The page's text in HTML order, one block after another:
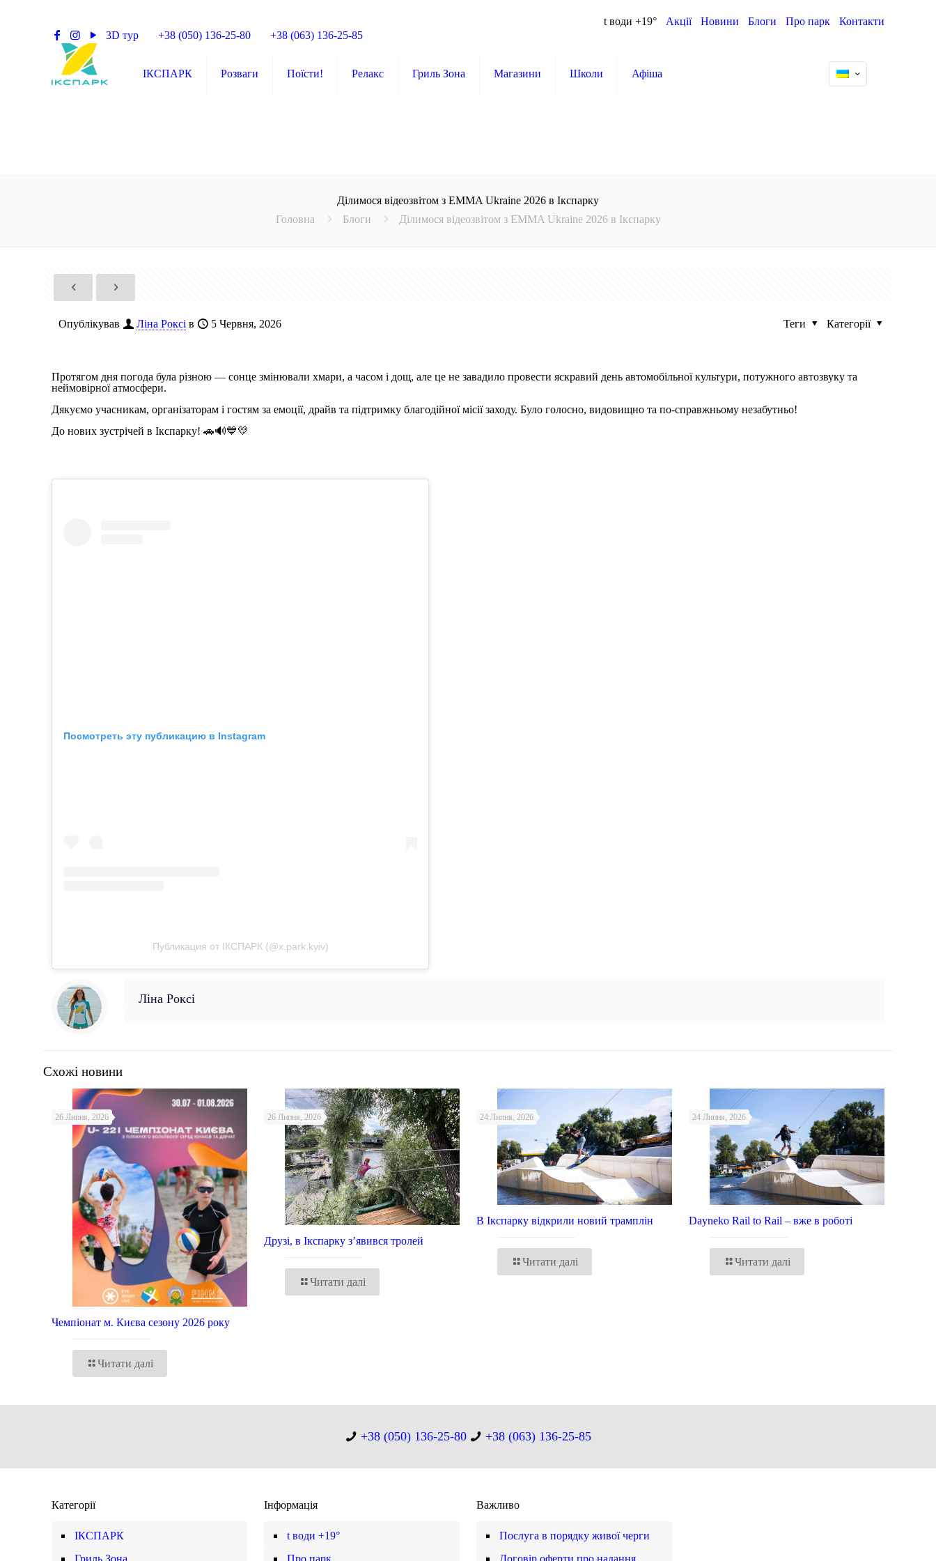
3D тур +38 (050) 136-25-80 +38 (063) 136-25-85
t води +19° Акції Новини Блоги Про парк Контакти
ІКСПАРК Розваги Поїсти! Релакс Гриль Зона Магазини Школи Афіша
Ділимося відеозвітом з EMMA Ukraine 2026 в Ікспарку
Головна
Блоги Ділимося відеозвітом з EMMA Ukraine 2026 в Ікспарку
Опублікував Ліна Роксі в 5 Червня, 2026 Категорії
Теги
Протягом дня погода була різною — сонце змінювали хмари, а часом і дощ, але це не завадило провести яскравий день автомобільної культури, потужного автозвуку та
неймовірної атмосфери.
Дякуємо учасникам, організаторам і гостям за емоції, драйв та підтримку благодійної місії заходу. Було голосно, видовищно та по-справжньому незабутньо!
До нових зустрічей в Ікспарку! 🚗🔊💙💛
Посмотреть эту публикацию в Instagram
Публикация от ІКСПАРК (@x.park.kyiv)
Ліна Роксі
Схожі новини
26 Липня, 2026
Чемпіонат м. Києва сезону 2026 року
Читати далі
26 Липня, 2026
Друзі, в Ікспарку з’явився тролей
Читати далі
24 Липня, 2026
В Ікспарку відкрили новий трамплін
Читати далі
24 Липня, 2026
Dayneko Rail to Rail – вже в роботі
Читати далі
+38 (050) 136-25-80 +38 (063) 136-25-85
Категорії
ІКСПАРК
Інформація
t води +19°
Важливо
Послуга в порядку живої черги